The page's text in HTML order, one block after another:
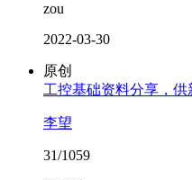
zou
2022-03-30
原创
工控基础资料分享，供
李望
31/1059